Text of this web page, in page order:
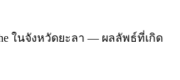
ในจังหวัดยะลา — ผลลัพธ์ที่เกิด